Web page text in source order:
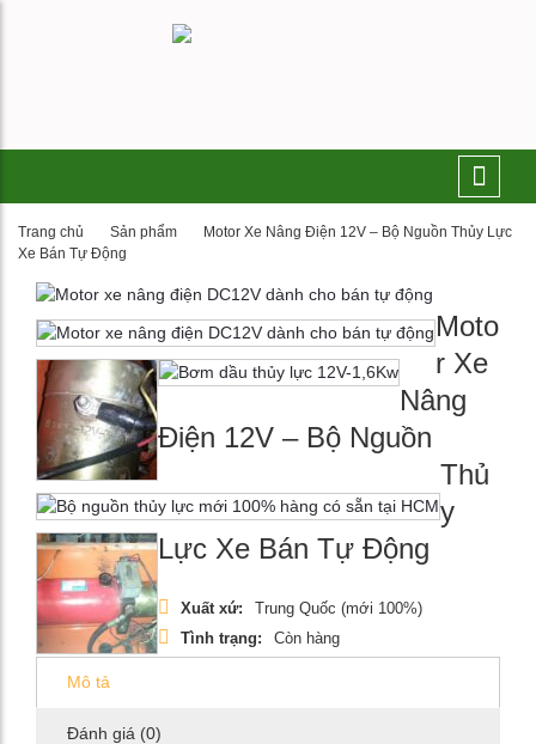
Trang chủ Sản phẩm
Motor Xe Nâng Điện 12V – Bộ Nguồn Thủy Lực
Xe Bán Tự Động
Moto
r Xe
Nâng
Điện 12V – Bộ Nguồn
Thủ
y
Lực Xe Bán Tự Động
Xuất xứ:
Trung Quốc (mới 100%)
Tình trạng:
Còn hàng
Mô tả
Đánh giá (0)